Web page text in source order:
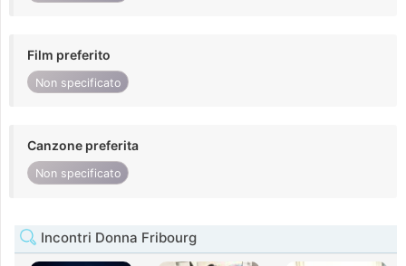
Film preferito
Non specificato
Canzone preferita
Non specificato
Incontri Donna Fribourg